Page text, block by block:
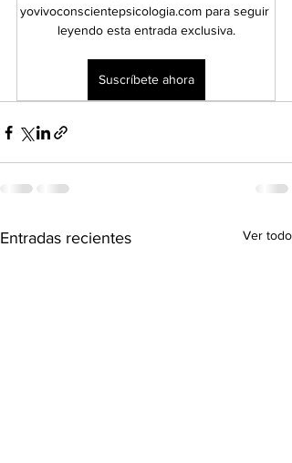
yovivoconscientepsicologia.com para seguir
leyendo esta entrada exclusiva.
Suscríbete ahora
Entradas recientes Ver todo